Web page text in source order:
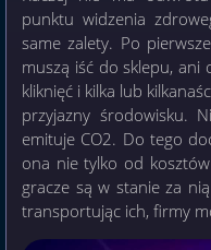
punktu widzenia
same zalety. Po
muszą iść do sklepu, ani
kliknięć i kilka lub
przyjazny środowisku.
emituje CO2. Do tego
ona nie tylko od
gracze są w stanie za
transportując ich, firmy